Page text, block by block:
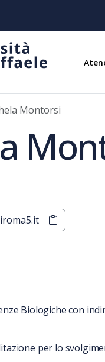
Montorsi
Biologiche con
per lo